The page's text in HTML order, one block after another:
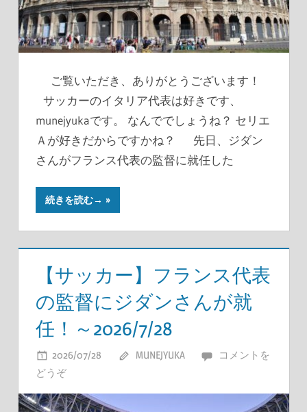
ご覧いただき、ありがとうございます！
サッカーのイタリア代表は好きです、
munejyukaです。 なんででしょうね？ セリエ
Ａが好きだからですかね？ 先日、ジダン
さんがフランス代表の監督に就任した
続きを読む→
【サッカー】フランス代表
の監督にジダンさんが就
任！～2026/7/28
2026/07/28 MUNEJYUKA
コメントを
どうぞ